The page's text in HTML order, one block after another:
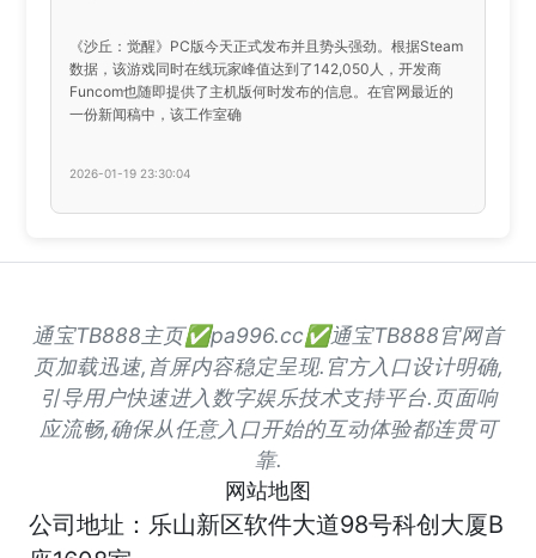
《沙丘：觉醒》PC版今天正式发布并且势头强劲。根据Steam
数据，该游戏同时在线玩家峰值达到了142,050人，开发商
Funcom也随即提供了主机版何时发布的信息。在官网最近的
一份新闻稿中，该工作室确
2026-01-19 23:30:04
通宝TB888主页✅pa996.cc✅通宝TB888官网首
页加载迅速,首屏内容稳定呈现.官方入口设计明确,
引导用户快速进入数字娱乐技术支持平台.页面响
应流畅,确保从任意入口开始的互动体验都连贯可
靠.
网站地图
公司地址：乐山新区软件大道98号科创大厦B